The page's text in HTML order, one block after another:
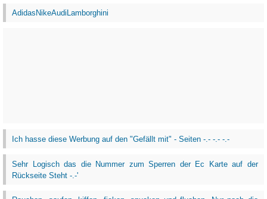
AdidasNikeAudiLamborghini
Ich hasse diese Werbung auf den "Gefällt mit" - Seiten -.- -.- -.-
Sehr Logisch das die Nummer zum Sperren der Ec Karte auf der
Rückseite Steht -.-'